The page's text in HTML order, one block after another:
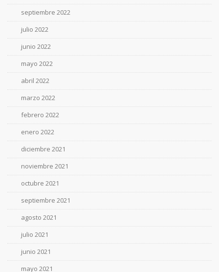
septiembre 2022
julio 2022
junio 2022
mayo 2022
abril 2022
marzo 2022
febrero 2022
enero 2022
diciembre 2021
noviembre 2021
octubre 2021
septiembre 2021
agosto 2021
julio 2021
junio 2021
mayo 2021